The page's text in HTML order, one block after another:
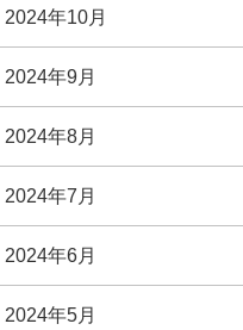
2024年10月
2024年9月
2024年8月
2024年7月
2024年6月
2024年5月